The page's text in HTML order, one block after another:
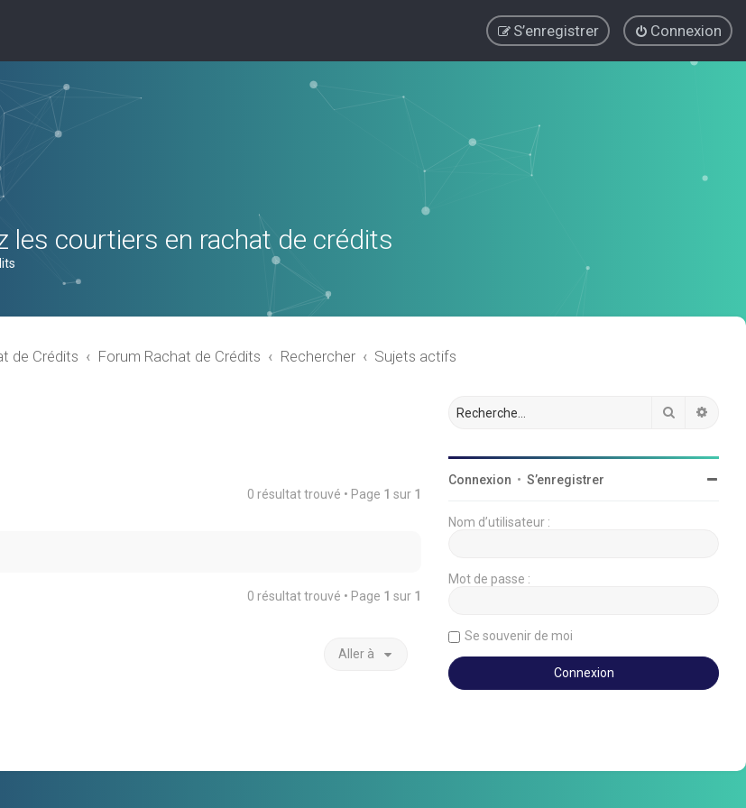
Connexion
S’enregistrer
les courtiers en rachat de crédits
de Crédits Forum Rachat de Crédits Rechercher Sujets actifs
0 résultat trouvé • Page 1 sur 1
0 résultat trouvé • Page 1 sur 1
Aller à
Rechercher
Connexion • S’enregistrer
Nom d’utilisateur :
Mot de passe :
Se souvenir de moi